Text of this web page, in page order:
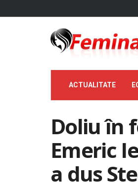
ACTUALITATE
Doliu în
Emeric
a dus